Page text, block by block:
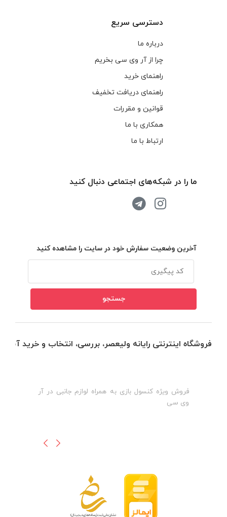
دسترسی سریع
درباره ما
چرا از آر وی سی بخریم
راهنمای خرید
راهنمای دریافت تخفیف
قوانین و مقررات
همکاری با ما
ارتباط با ما
ما را در شبکه‌های اجتماعی دنبال کنید
آخرین وضعیت سفارش خود در سایت را مشاهده کنید
فروشگاه اینترنتی رایانه ولیعصر، بررسی، انتخاب و خرید
فروش ویژه کنسول بازی به همراه لوازم جانبی در آر
وی سی